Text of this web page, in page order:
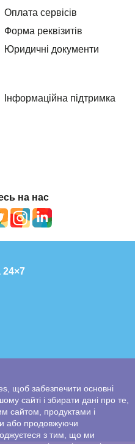
Оплата сервісів
Форма реквізитів
Юридичні документи
Інформаційна підтримка
на нас
24×7
щоб забезпечити основні
сайті і збирати дані про те,
сайтом, продуктами і
або продовжуючи
з тим, що ми